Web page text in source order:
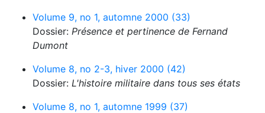
Volume 9, no 1, automne 2000 (33)
Dossier: Présence et pertinence de Fernand
Dumont
Volume 8, no 2-3, hiver 2000 (42)
Dossier: L'histoire militaire dans tous ses états
Volume 8, no 1, automne 1999 (37)